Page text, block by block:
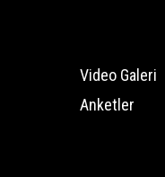
Video Galeri
Anketler